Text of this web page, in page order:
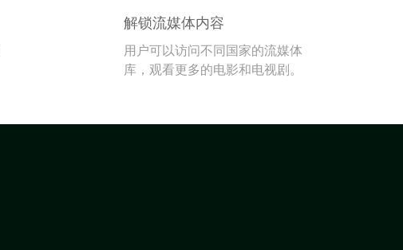
解锁流媒体内容
用户可以访问不同国家的流媒体
库，观看更多的电影和电视剧。